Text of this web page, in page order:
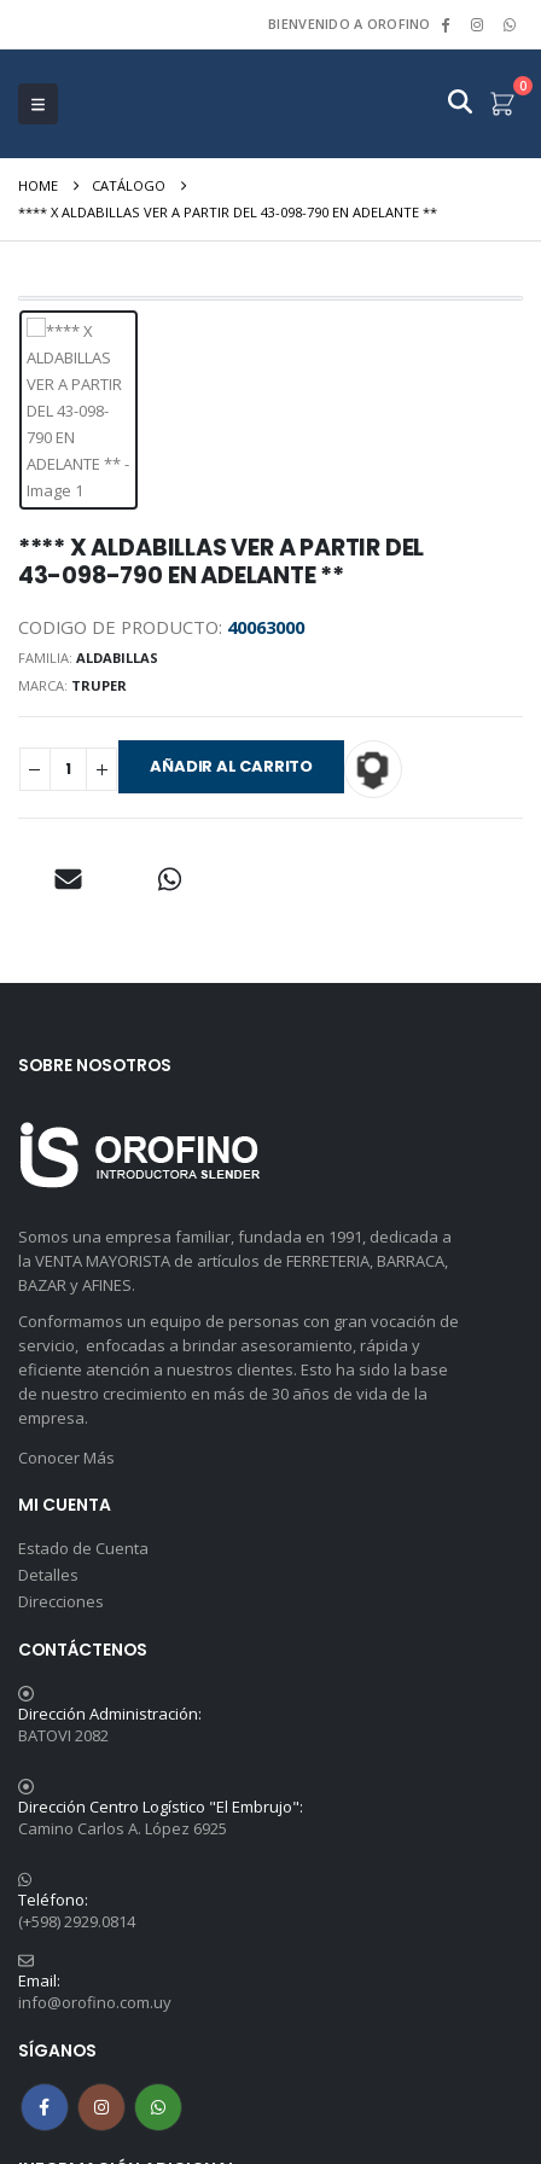
BIENVENIDO A OROFINO
0
HOME
CATÁLOGO
**** X ALDABILLAS VER A PARTIR DEL 43-098-790 EN ADELANTE **
**** X ALDABILLAS VER A PARTIR DEL
43-098-790 EN ADELANTE **
CODIGO DE PRODUCTO: 40063000
FAMILIA: ALDABILLAS
MARCA: TRUPER
AÑADIR AL CARRITO
SOBRE NOSOTROS
Somos una empresa familiar, fundada en 1991, dedicada a
la VENTA MAYORISTA de artículos de FERRETERIA, BARRACA,
BAZAR y AFINES.
Conformamos un equipo de personas con gran vocación de
servicio, enfocadas a brindar asesoramiento, rápida y
eficiente atención a nuestros clientes. Esto ha sido la base
de nuestro crecimiento en más de 30 años de vida de la
empresa.
Conocer Más
MI CUENTA
Estado de Cuenta
Detalles
Direcciones
CONTÁCTENOS
Dirección Administración:
BATOVI 2082
Dirección Centro Logístico "El Embrujo":
Camino Carlos A. López 6925
Teléfono:
(+598) 2929.0814
Email:
info@orofino.com.uy
SÍGANOS